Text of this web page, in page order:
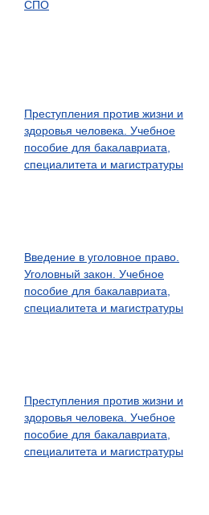
СПО
Преступления против жизни и
здоровья человека. Учебное
пособие для бакалавриата,
специалитета и магистратуры
Введение в уголовное право.
Уголовный закон. Учебное
пособие для бакалавриата,
специалитета и магистратуры
Преступления против жизни и
здоровья человека. Учебное
пособие для бакалавриата,
специалитета и магистратуры